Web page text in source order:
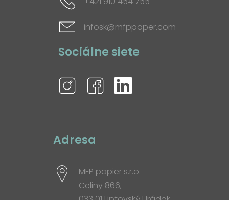
infosk@mfppaper.com
Sociálne siete
Adresa
MFP papier s.r.o.
Celiny 866,